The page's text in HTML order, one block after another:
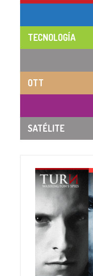
TECNOLOGÍA
OTT
SATÉLITE